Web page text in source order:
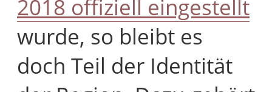
2018 offiziell eingestellt
wurde, so bleibt es
doch Teil der Identität